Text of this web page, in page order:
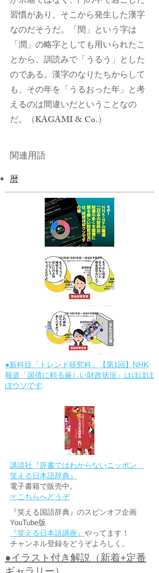
習慣があり、そこから発生した漢字
なのだそうだ。「閏」という字は
「潤」の略字としても用いられたこ
とから、訓読みで「うるう」とした
のである。漢字のなりたちからして
も、その年を「うるおった年」と考
えるのは間違いだということなの
だ。（KAGAMI & Co.）
関連用語
暦
●新科目「トレンド研究科」【第1回】NHK
報道「国債に頼る厳しい財政状況」はほぼほ
ぼウソです
講談社『辞書ではわからないニッポン
笑える日本語辞典』
電子書籍で販売中。
☞こちらへどうぞ
『笑える国語辞典』のスピンオフ企画
YouTube版
『笑える日本語講座』 やってます！
チャンネル登録をどうぞよろしく。
●イラスト付き解説（新着+定番